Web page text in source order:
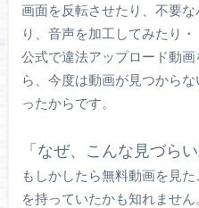
画面を反転させたり、不要
り、音声を加工してみたり・
公式で違法アップロード動
ら、今度は動画が見つから
ったからです。
「なぜ、こんな見づら
もしかしたら無料動画を見
を持っていたかも知れません